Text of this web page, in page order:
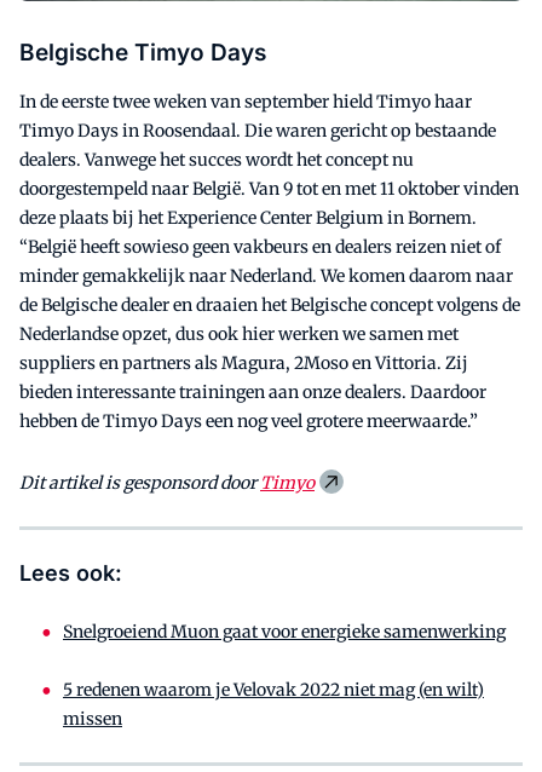
Belgische Timyo Days
In de eerste twee weken van september hield Timyo haar
Timyo Days in Roosendaal. Die waren gericht op bestaande
dealers. Vanwege het succes wordt het concept nu
doorgestempeld naar België. Van 9 tot en met 11 oktober vinden
deze plaats bij het Experience Center Belgium in Bornem.
“België heeft sowieso geen vakbeurs en dealers reizen niet of
minder gemakkelijk naar Nederland. We komen daarom naar
de Belgische dealer en draaien het Belgische concept volgens de
Nederlandse opzet, dus ook hier werken we samen met
suppliers en partners als Magura, 2Moso en Vittoria. Zij
bieden interessante trainingen aan onze dealers. Daardoor
hebben de Timyo Days een nog veel grotere meerwaarde.”
Dit artikel is gesponsord doorTimyo
Lees ook:
Snelgroeiend Muon gaat voor energieke samenwerking
5 redenen waarom je Velovak 2022 niet mag (en wilt)
missen